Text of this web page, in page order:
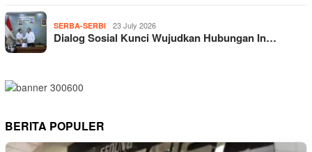
SERBA-SERBI 23 July 2026
Dialog Sosial Kunci Wujudkan Hubungan In…
BERITA POPULER